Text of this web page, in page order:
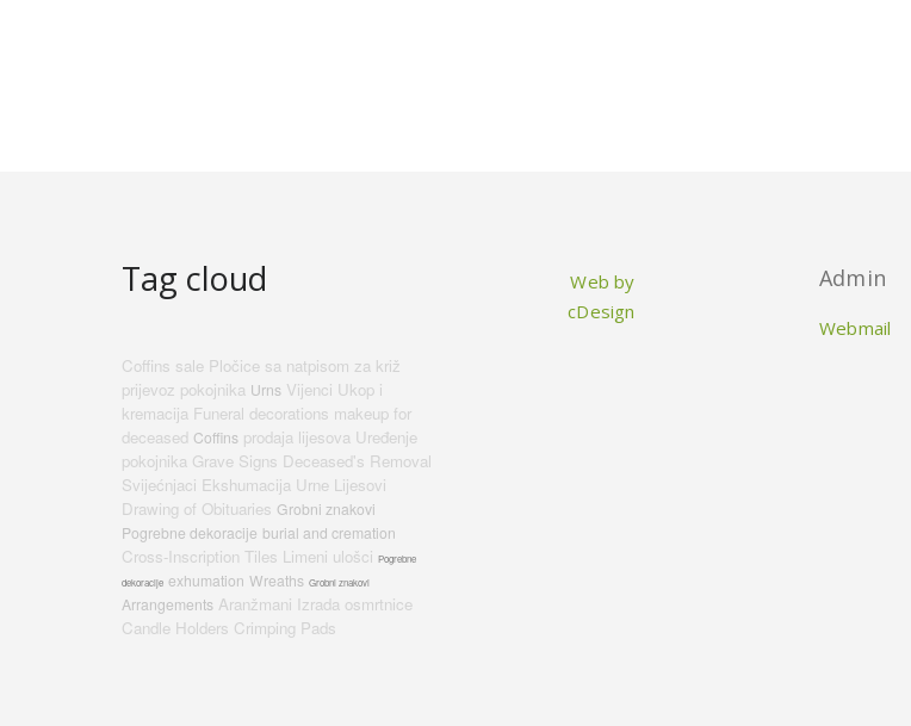
Tag cloud
Coffins sale Pločice sa natpisom za križ
prijevoz pokojnika Urns Vijenci Ukop i
kremacija Funeral decorations makeup for
deceased Coffins prodaja lijesova Uređenje
pokojnika Grave Signs Deceased's Removal
Svijećnjaci Ekshumacija Urne Lijesovi
Drawing of Obituaries Grobni znakovi
Pogrebne dekoracije burial and cremation
Cross-Inscription Tiles Limeni ulošci Pogrebne
dekoracije exhumation Wreaths Grobni znakovi
Arrangements Aranžmani Izrada osmrtnice
Candle Holders Crimping Pads
Web by
cDesign
Admin
Webmail